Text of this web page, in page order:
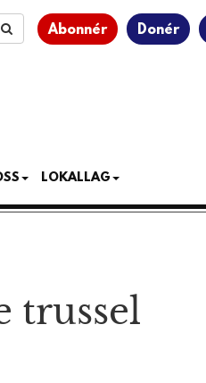
Abonnér Donér
LOKALLAG
trussel